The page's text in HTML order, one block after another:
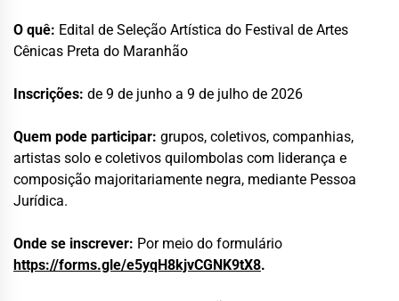
O quê: Edital de Seleção Artística do Festival de Artes
Cênicas Preta do Maranhão
Inscrições: de 9 de junho a 9 de julho de 2026
Quem pode participar: grupos, coletivos, companhias,
artistas solo e coletivos quilombolas com liderança e
composição majoritariamente negra, mediante Pessoa
Jurídica.
Onde se inscrever: Por meio do formulário
https://forms.gle/e5yqH8kjvCGNK9tX8.